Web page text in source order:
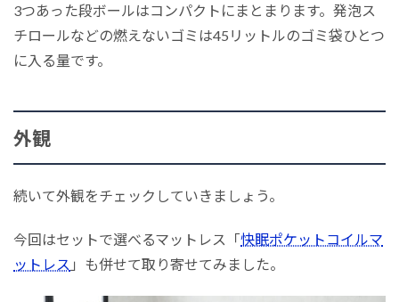
3つあった段ボールはコンパクトにまとまります。発泡ス
チロールなどの燃えないゴミは45リットルのゴミ袋ひとつ
に入る量です。
外観
続いて外観をチェックしていきましょう。
今回はセットで選べるマットレス「快眠ポケットコイルマ
ットレス 」も併せて取り寄せてみました。